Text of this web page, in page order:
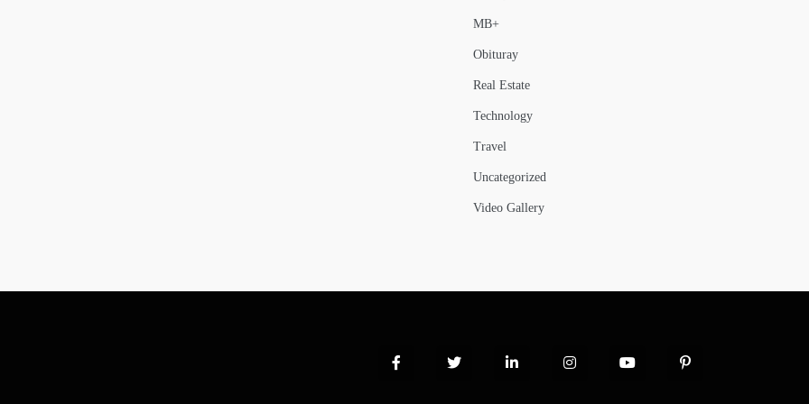
MB+
Obituray
Real Estate
Technology
Travel
Uncategorized
Video Gallery